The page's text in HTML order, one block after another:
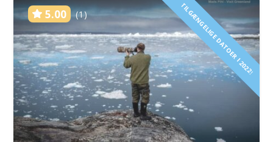
5.00 (1) TILGÆNGELIGE DATOER I 2022!